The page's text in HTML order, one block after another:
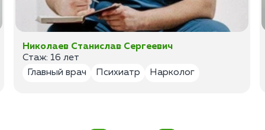
Николаев Станислав Сергеевич
Стаж: 16 лет
Главный врач
Психиатр Нарколог